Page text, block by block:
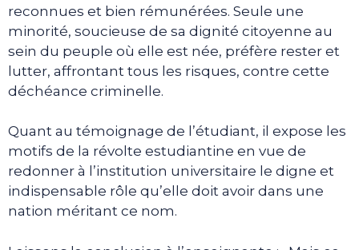
reconnues et bien rémunérées. Seule une
minorité, soucieuse de sa dignité citoyenne au
sein du peuple où elle est née, préfère rester et
lutter, affrontant tous les risques, contre cette
déchéance criminelle.
Quant au témoignage de l’étudiant, il expose les
motifs de la révolte estudiantine en vue de
redonner à l’institution universitaire le digne et
indispensable rôle qu’elle doit avoir dans une
nation méritant ce nom.